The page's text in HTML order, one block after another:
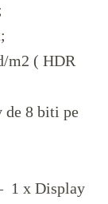
m2 ( HDR
de 8 biti pe
1 x Display